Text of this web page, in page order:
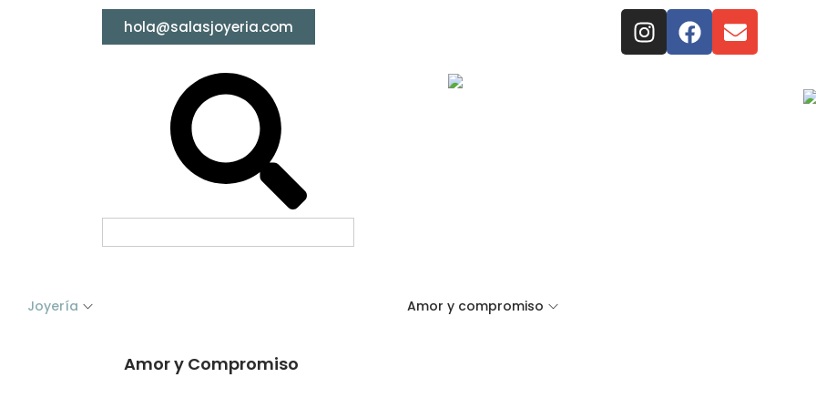
hola@salasjoyeria.com
Joyería Amor y compromiso
Amor y Compromiso